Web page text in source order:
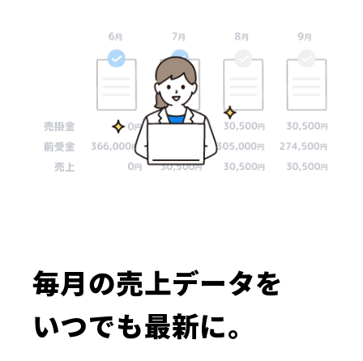
毎月の売上データを
いつでも最新に。